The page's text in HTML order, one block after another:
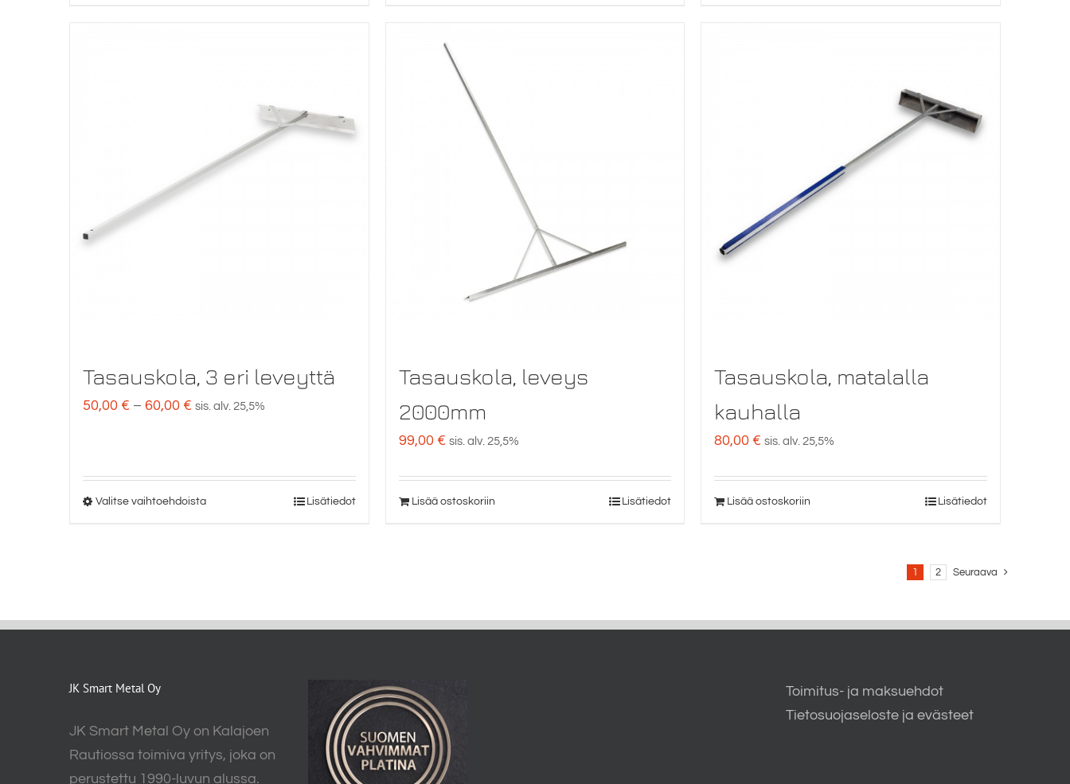
Tasauskola, 3 eri leveyttä
50,00 € – 60,00 € Hintaluokka:
60,00 €
sis. alv. 25,5%
Valitse vaihtoehdoistaTällä
Voit
Lisätiedot
Tasauskola, leveys
2000mm
99,00 € sis. alv. 25,5%
Lisää ostoskoriin Lisätiedot
Tasauskola, matalalla
kauhalla
80,00 € sis. alv. 25,5%
Lisää ostoskoriin Lisätiedot
1 2 Seuraava
JK Smart Metal Oy
JK Smart Metal Oy on Kalajoen
Rautiossa toimiva yritys, joka on
perustettu 1990-luvun alussa.
Toimitus- ja maksuehdot
Tietosuojaseloste ja evästeet